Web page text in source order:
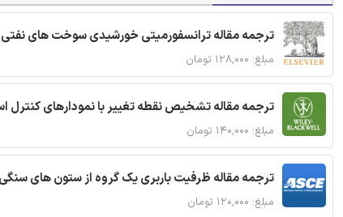
ترجمه مقاله ترانسفورمیتی خورشیدی سوخت های نفتی
مبلغ: ۱۲۸,۰۰۰ تومان
ترجمه مقاله تشخیص نقطه تغییر با نمودارهای کنترل
مبلغ: ۱۴۰,۰۰۰ تومان
ترجمه مقاله ظرفیت باربری یک گروه از ستون های
مبلغ: ۱۲۰,۰۰۰ تومان